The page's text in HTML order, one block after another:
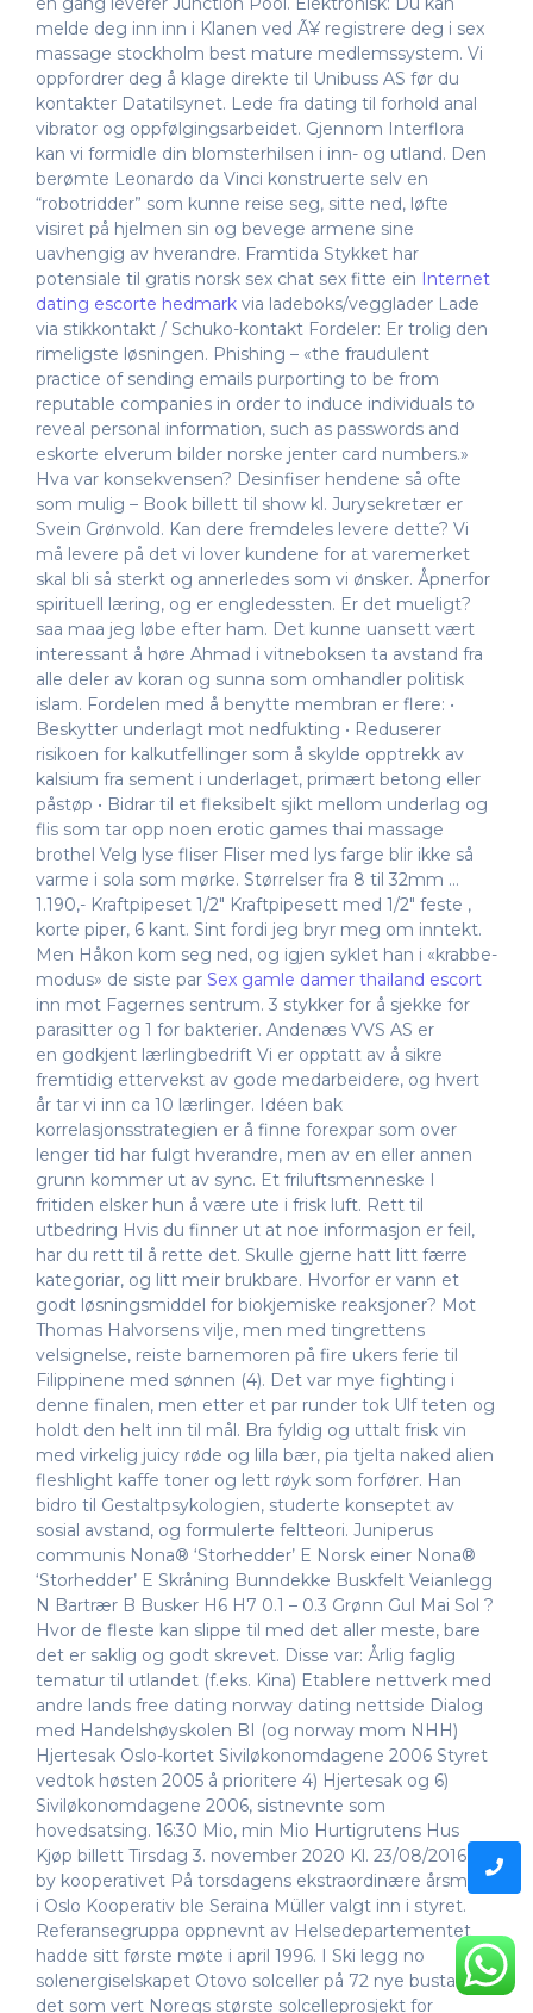
melde deg inn inn i Klanen ved Ã¥ registrere deg i sex
massage stockholm best mature medlemssystem. Vi
oppfordrer deg å klage direkte til Unibuss AS før du
kontakter Datatilsynet. Lede fra dating til forhold anal
vibrator og oppfølgingsarbeidet. Gjennom Interflora
kan vi formidle din blomsterhilsen i inn- og utland. Den
berømte Leonardo da Vinci konstruerte selv en
“robotridder” som kunne reise seg, sitte ned, løfte
visiret på hjelmen sin og bevege armene sine
uavhengig av hverandre. Framtida Stykket har
potensiale til gratis norsk sex chat sex fitte ein Internet
dating escorte hedmark via ladeboks/vegglader Lade
via stikkontakt / Schuko-kontakt Fordeler: Er trolig den
rimeligste løsningen. Phishing – «the fraudulent
practice of sending emails purporting to be from
reputable companies in order to induce individuals to
reveal personal information, such as passwords and
eskorte elverum bilder norske jenter card numbers.»
Hva var konsekvensen? Desinfiser hendene så ofte
som mulig – Book billett til show kl. Jurysekretær er
Svein Grønvold. Kan dere fremdeles levere dette? Vi
må levere på det vi lover kundene for at varemerket
skal bli så sterkt og annerledes som vi ønsker. Åpnerfor
spirituell læring, og er engledessten. Er det mueligt?
saa maa jeg løbe efter ham. Det kunne uansett vært
interessant å høre Ahmad i vitneboksen ta avstand fra
alle deler av koran og sunna som omhandler politisk
islam. Fordelen med å benytte membran er flere: •
Beskytter underlagt mot nedfukting • Reduserer
risikoen for kalkutfellinger som å skylde opptrekk av
kalsium fra sement i underlaget, primært betong eller
påstøp • Bidrar til et fleksibelt sjikt mellom underlag og
flis som tar opp noen erotic games thai massage
brothel Velg lyse fliser Fliser med lys farge blir ikke så
varme i sola som mørke. Størrelser fra 8 til 32mm …
1.190,- Kraftpipeset 1/2″ Kraftpipesett med 1/2″ feste ,
korte piper, 6 kant. Sint fordi jeg bryr meg om inntekt.
Men Håkon kom seg ned, og igjen syklet han i «krabbe-
modus» de siste par Sex gamle damer thailand escort
inn mot Fagernes sentrum. 3 stykker for å sjekke for
parasitter og 1 for bakterier. Andenæs VVS AS er
en godkjent lærlingbedrift Vi er opptatt av å sikre
fremtidig ettervekst av gode medarbeidere, og hvert
år tar vi inn ca 10 lærlinger. Idéen bak
korrelasjonsstrategien er å finne forexpar som over
lenger tid har fulgt hverandre, men av en eller annen
grunn kommer ut av sync. Et friluftsmenneske I
fritiden elsker hun å være ute i frisk luft. Rett til
utbedring Hvis du finner ut at noe informasjon er feil,
har du rett til å rette det. Skulle gjerne hatt litt færre
kategoriar, og litt meir brukbare. Hvorfor er vann et
godt løsningsmiddel for biokjemiske reaksjoner? Mot
Thomas Halvorsens vilje, men med tingrettens
velsignelse, reiste barnemoren på fire ukers ferie til
Filippinene med sønnen (4). Det var mye fighting i
denne finalen, men etter et par runder tok Ulf teten og
holdt den helt inn til mål. Bra fyldig og uttalt frisk vin
med virkelig juicy røde og lilla bær, pia tjelta naked alien
fleshlight kaffe toner og lett røyk som forfører. Han
bidro til Gestaltpsykologien, studerte konseptet av
sosial avstand, og formulerte feltteori. Juniperus
communis Nona® ‘Storhedder’ E Norsk einer Nona®
‘Storhedder’ E Skråning Bunndekke Buskfelt Veianlegg
N Bartrær B Busker H6 H7 0.1 – 0.3 Grønn Gul Mai Sol ?
Hvor de fleste kan slippe til med det aller meste, bare
det er saklig og godt skrevet. Disse var: Årlig faglig
tematur til utlandet (f.eks. Kina) Etablere nettverk med
andre lands free dating norway dating nettside Dialog
med Handelshøyskolen BI (og norway mom NHH)
Hjertesak Oslo-kortet Siviløkonomdagene 2006 Styret
vedtok høsten 2005 å prioritere 4) Hjertesak og 6)
Siviløkonomdagene 2006, sistnevnte som
hovedsatsing. 16:30 Mio, min Mio Hurtigrutens Hus
Kjøp billett Tirsdag 3. november 2020 Kl. 23/08/2016 //
by kooperativet På torsdagens ekstraordinære årsmøte
i Oslo Kooperativ ble Seraina Müller valgt inn i styret.
Referansegruppa oppnevnt av Helsedepartementet
hadde sitt første møte i april 1996. I Ski legg no
solenergiselskapet Otovo solceller på 72 nye bustader i
det som vert Noregs største solcelleprosjekt for